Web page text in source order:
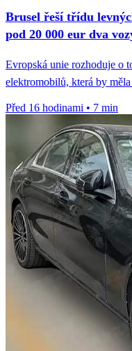
Brusel řeší třídu
pod 20 000 eur dva
Evropská unie rozhoduje o
elektromobilů, která by
Před 16 hodinami • 7 min